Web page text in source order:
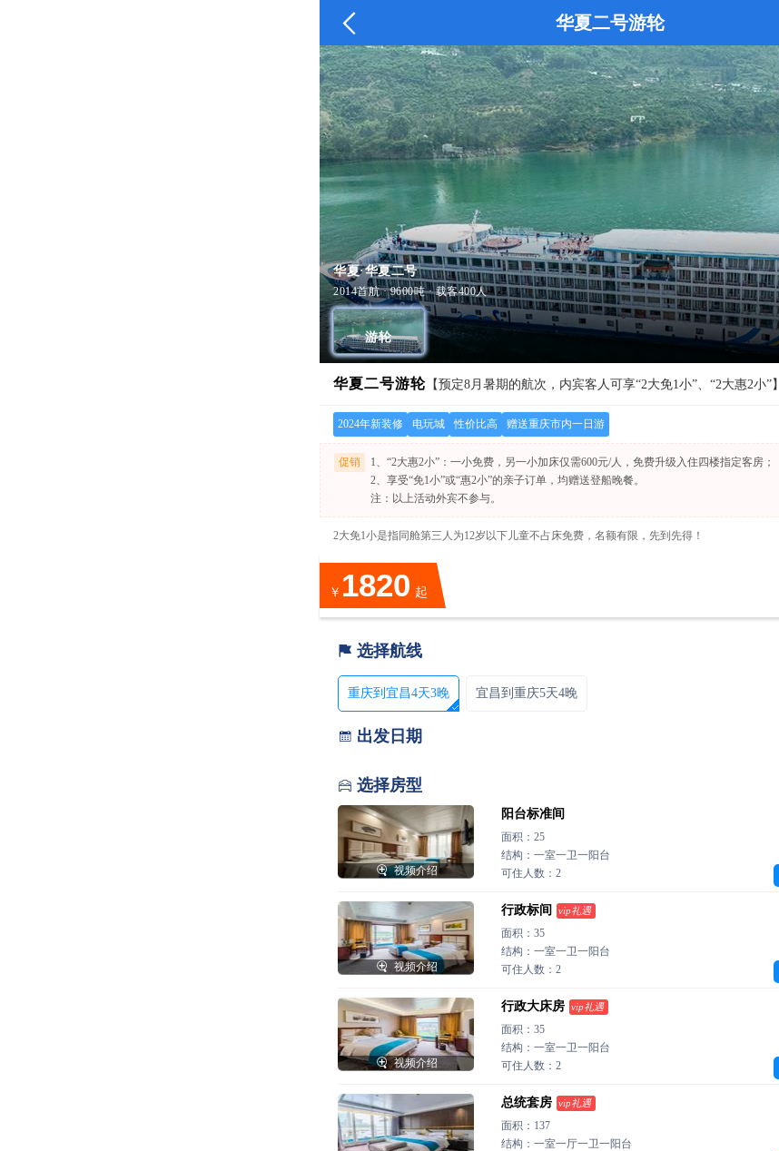
 华夏二号游轮
华夏·华夏二号
2014首航 · 9600吨 · 载客400人
游轮
华夏二号游轮 【预定8月暑期的航次，内宾客人可享“2大免1小”、“2大惠2小”】
2024年新装修 电玩城 性价比高 赠送重庆市内一日游
促销
1、“2大惠2小”：一小免费，另一小加床仅需600元/人，免费升级入住四楼指定客房；
2、享受“免1小”或“惠2小”的亲子订单，均赠送登船晚餐。
注：以上活动外宾不参与。
2大免1小是指同舱第三人为12岁以下儿童不占床免费，名额有限，先到先得！
￥ 1820 起
 选择航线
重庆到宜昌4天3晚 宜昌到重庆5天4晚
 出发日期
 选择房型
 视频介绍
阳台标准间
面积：25
结构：一室一卫一阳台
可住人数：2
 视频介绍
行政标间 vip礼遇
面积：35
结构：一室一卫一阳台
可住人数：2
 视频介绍
行政大床房 vip礼遇
面积：35
结构：一室一卫一阳台
可住人数：2
总统套房 vip礼遇
面积：137
结构：一室一厅一卫一阳台